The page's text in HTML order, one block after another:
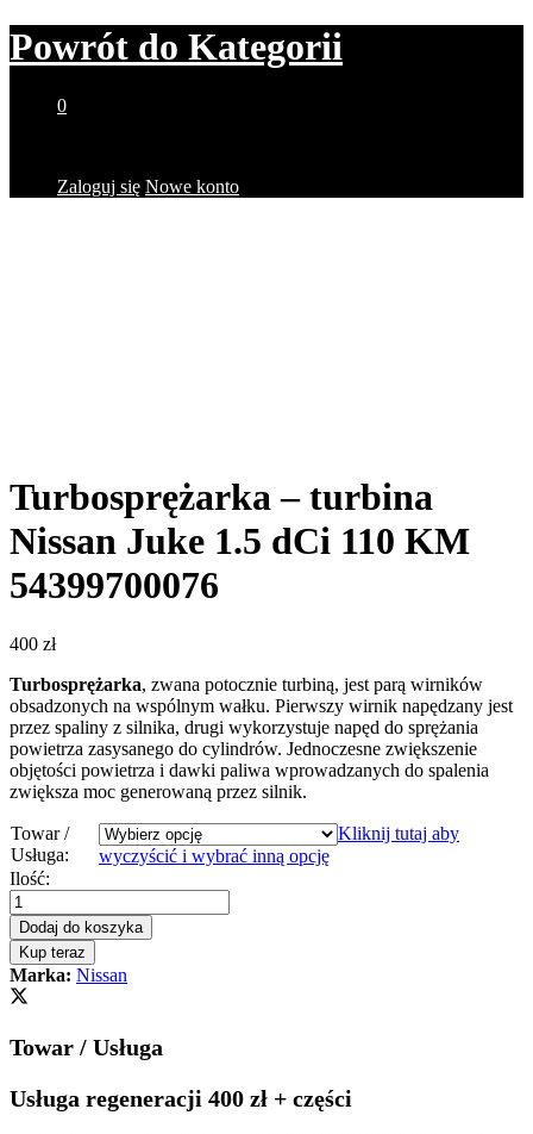
Powrót do Kategorii
0
Zaloguj się Nowe konto
Turbosprężarka – turbina
Nissan Juke 1.5 dCi 110 KM
54399700076
400 zł
Turbosprężarka, zwana potocznie turbiną, jest parą wirników
obsadzonych na wspólnym wałku. Pierwszy wirnik napędzany jest
przez spaliny z silnika, drugi wykorzystuje napęd do sprężania
powietrza zasysanego do cylindrów. Jednoczesne zwiększenie
objętości powietrza i dawki paliwa wprowadzanych do spalenia
zwiększa moc generowaną przez silnik.
Towar /
Usługa:
Kliknij tutaj aby
wyczyścić i wybrać inną opcję
Turbosprężarka
–
turbina
Nissan
Juke
1.5
dCi
KM
quantity
Ilość:
Dodaj do koszyka
Kup teraz
Marka: Nissan
Towar / Usługa
Usługa regeneracji 400 zł + części